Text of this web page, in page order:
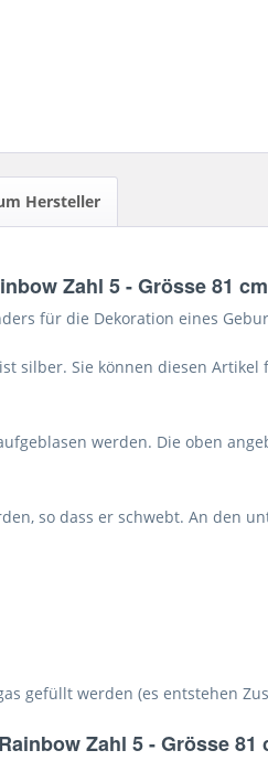
Hersteller
Zahl 5 - Grösse 81
für die Dekoration eines
silber. Sie können diesen
werden. Die oben
so dass er schwebt. An den
gefüllt werden (es entstehen
Zahl 5 - Grösse 81